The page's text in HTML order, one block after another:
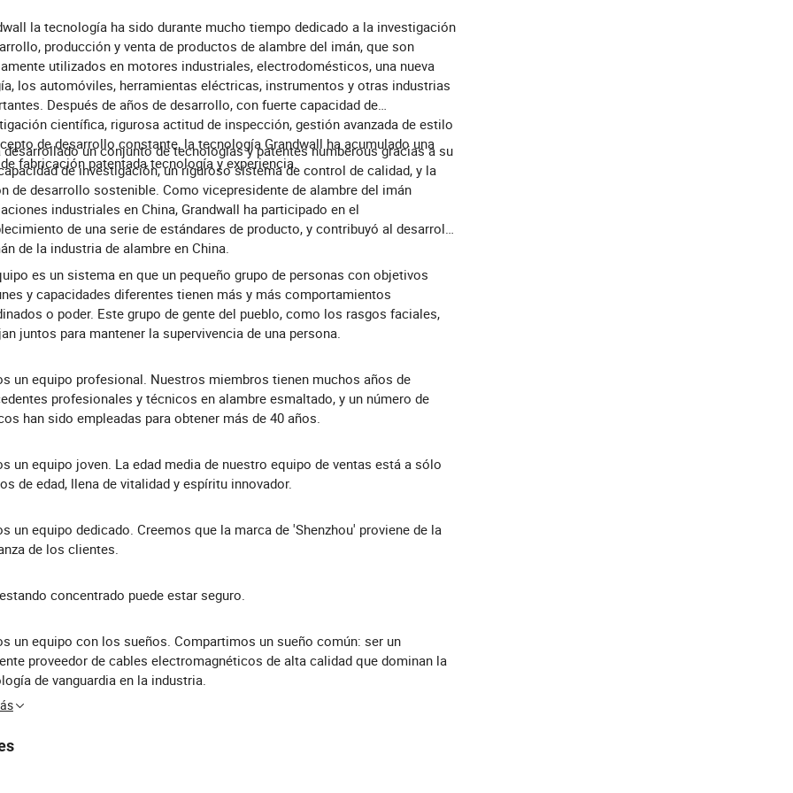
la tecnología ha sido durante mucho tiempo dedicado a la investigación
producción y venta de productos de alambre del imán, que son
utilizados en motores industriales, electrodomésticos, una nueva
los automóviles, herramientas eléctricas, instrumentos y otras industrias
Después de años de desarrollo, con fuerte capacidad de
científica, rigurosa actitud de inspección, gestión avanzada de estilo
de desarrollo constante, la tecnología Grandwall ha acumulado una
fabricación patentada tecnología y experiencia.
desarrollado un conjunto de tecnologías y patentes numberous gracias a su
de investigación, un riguroso sistema de control de calidad, y la
de desarrollo sostenible. Como vicepresidente de alambre del imán
industriales en China, Grandwall ha participado en el
de una serie de estándares de producto, y contribuyó al desarrollo
de la industria de alambre en China.
es un sistema en que un pequeño grupo de personas con objetivos
y capacidades diferentes tienen más y más comportamientos
o poder. Este grupo de gente del pueblo, como los rasgos faciales,
juntos para mantener la supervivencia de una persona.
un equipo profesional. Nuestros miembros tienen muchos años de
profesionales y técnicos en alambre esmaltado, y un número de
han sido empleadas para obtener más de 40 años.
un equipo joven. La edad media de nuestro equipo de ventas está a sólo
de edad, llena de vitalidad y espíritu innovador.
un equipo dedicado. Creemos que la marca de 'Shenzhou' proviene de la
de los clientes.
concentrado puede estar seguro.
un equipo con los sueños. Compartimos un sueño común: ser un
proveedor de cables electromagnéticos de alta calidad que dominan la
de vanguardia en la industria.